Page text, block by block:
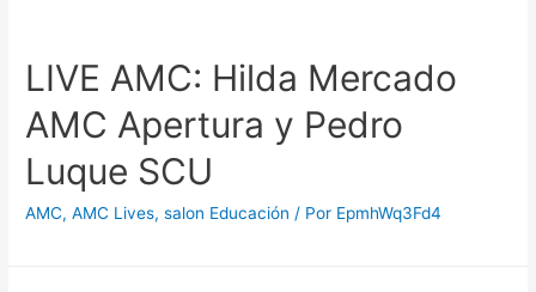
LIVE AMC: Hilda Mercado
AMC Apertura y Pedro
Luque SCU
AMC,AMC Lives,salon Educación / Por EpmhWq3Fd4